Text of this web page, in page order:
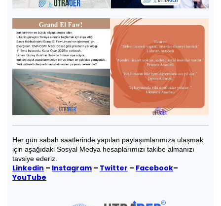
Her gün sabah saatlerinde yapılan paylaşımlarımıza ulaşmak
için aşağıdaki Sosyal Medya hesaplarımızı takibe almanızı
tavsiye ederiz.
Linkedin – Instagram – Twitter – Facebook–
YouTube